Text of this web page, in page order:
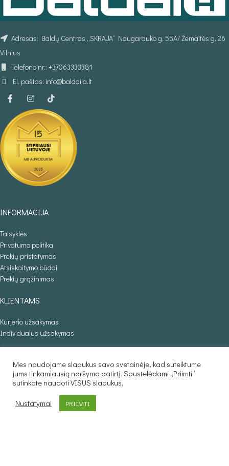
Adresas: Baldų Centras „SKRAJA“ Naugarduko g. 55A/ Žemaitės g. 26
Vilnius
Telefono nr.: +37063333381
El. paštas: info@baldaila.lt
INFORMACIJA
Taisyklės
Privatumo politika
Prekių pristatymas
Atsiskaitymo būdai
Prekių grąžinimas
KLIENTAMS
Kurjerio užsakymas
Individualus užsakymas
Foteliai
Minkšti kampai
Lovos
Sofos lovos
Mes naudojame slapukus savo svetainėje, kad suteiktume
jums tinkamiausią naršymo patirtį. Spustelėdami „Priimti“
sutinkate naudoti VISUS slapukus.
Nustatymai PRIIMTI